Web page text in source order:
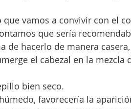
que vamos a convivir con el
que sería
de hacerlo de manera
el cabezal en la
bien seco.
favorecería la